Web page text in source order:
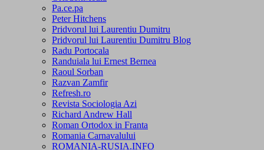
Pa.ce.pa
Peter Hitchens
Pridvorul lui Laurentiu Dumitru
Pridvorul lui Laurentiu Dumitru Blog
Radu Portocala
Randuiala lui Ernest Bernea
Raoul Sorban
Razvan Zamfir
Refresh.ro
Revista Sociologia Azi
Richard Andrew Hall
Roman Ortodox in Franta
Romania Carnavalului
ROMANIA-RUSIA.INFO